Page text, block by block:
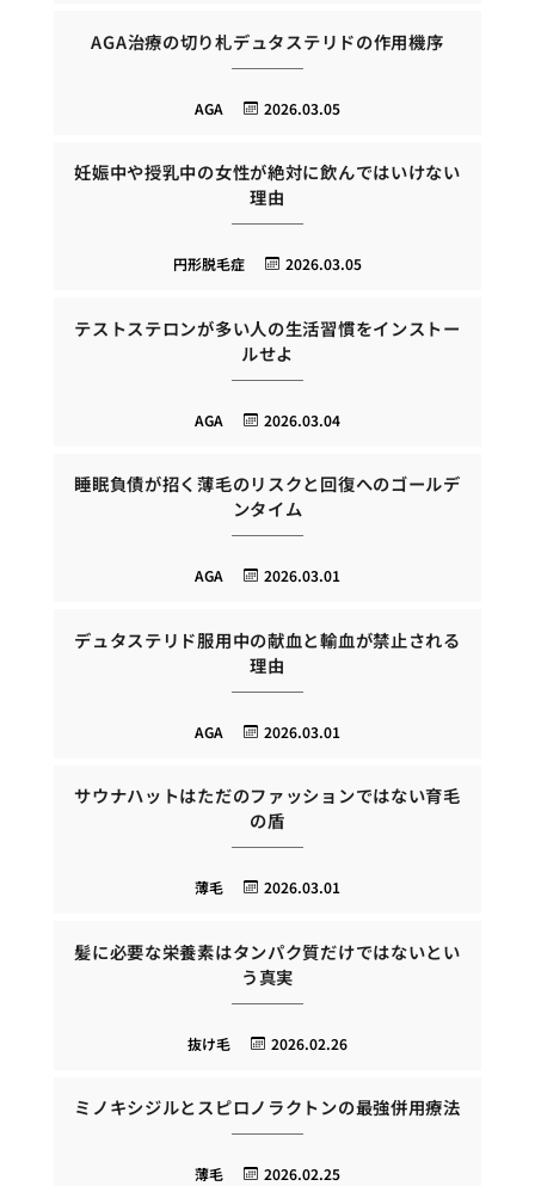
AGA治療の切り札デュタステリドの作用機序
2026.03.05
AGA
妊娠中や授乳中の女性が絶対に飲んではいけない
理由
2026.03.05
円形脱毛症
テストステロンが多い人の生活習慣をインストー
ルせよ
2026.03.04
AGA
睡眠負債が招く薄毛のリスクと回復へのゴールデ
ンタイム
2026.03.01
AGA
デュタステリド服用中の献血と輸血が禁止される
理由
2026.03.01
AGA
サウナハットはただのファッションではない育毛
の盾
2026.03.01
薄毛
髪に必要な栄養素はタンパク質だけではないとい
う真実
2026.02.26
抜け毛
ミノキシジルとスピロノラクトンの最強併用療法
2026.02.25
薄毛